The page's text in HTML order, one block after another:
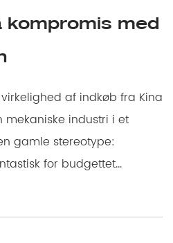
kompromis med
af indkøb fra Kina
industri i et
gamle stereotype:
for budgettet...